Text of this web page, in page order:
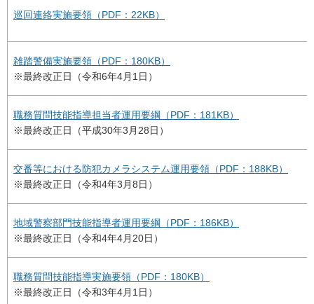
巡回連絡実施要領（PDF：22KB）
雑踏警備実施要領（PDF：180KB）
※最終改正日（令和6年4月1日）
職務質問技能指導担当者運用要綱（PDF：181KB）
※最終改正日（平成30年3月28日）
交番等における防犯カメラシステム運用要領（PDF：188KB）
※最終改正日（令和4年3月8日）
地域警察部門技能指導者運用要綱（PDF：186KB）
※最終改正日（令和4年4月20日）
職務質問技能指導実施要領（PDF：180KB）
※最終改正日（令和3年4月1日）